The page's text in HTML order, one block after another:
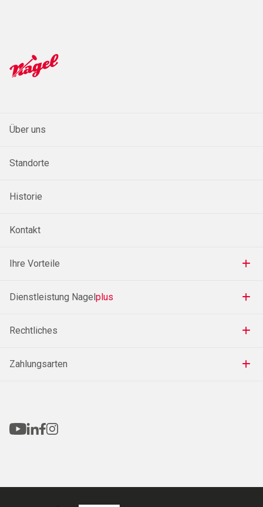
Über uns
Standorte
Historie
Kontakt
Ihre Vorteile
Dienstleistung Nagel plus
Rechtliches
Zahlungsarten